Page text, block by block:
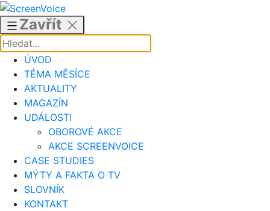
Přejít
obsahu
Zavřít
ÚVOD
TÉMA MĚSÍCE
AKTUALITY
MAGAZÍN
UDÁLOSTI
OBOROVÉ AKCE
AKCE SCREENVOICE
CASE STUDIES
MÝTY A FAKTA O TV
SLOVNÍK
KONTAKT